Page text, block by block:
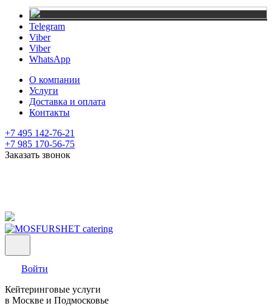
Telegram
Viber
Viber
WhatsApp
О компании
Услуги
Доставка и оплата
Контакты
+7 495 142-76-21
+7 985 170-56-75
Заказать звонок
Войти
Кейтеринговые услуги
в Москве и Подмосковье